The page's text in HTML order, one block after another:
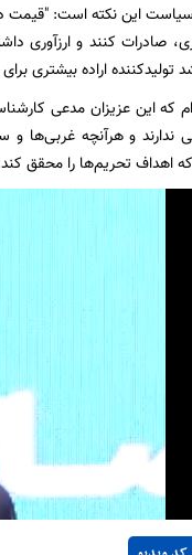
این نکته است: "قیمت دلار
صادرات کنند و ارزآوری
تولیدکننده اراده بیشتری
که این عزیزان مدعی
ندارند و هرآنچه غربی‌ها و
اهداف تحریم‌ها را محقق